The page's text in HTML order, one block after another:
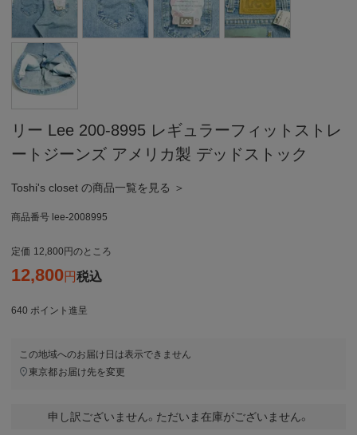
リー Lee 200-8995 レギュラーフィットストレ
ートジーンズ アメリカ製 デッドストック
Toshi's closet の商品一覧を見る ＞
商品番号 lee-2008995
定価 12,800 のところ
12,800 税込
640 ポイント進呈
この地域へのお届け日は表示できません
東京都お届け先を変更
申し訳ございません。ただいま在庫がございません。